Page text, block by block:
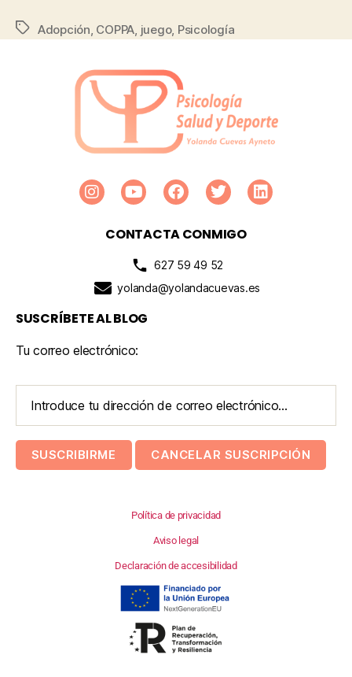
Adopción, COPPA, juego, Psicología
CONTACTA CONMIGO
627 59 49 52
yolanda@yolandacuevas.es
SUSCRÍBETE AL BLOG
Tu correo electrónico:
Política de privacidad
Aviso legal
Declaración de accesibilidad